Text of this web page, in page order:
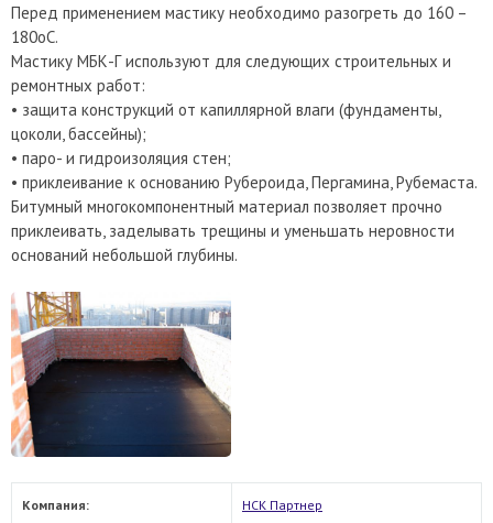
Перед применением мастику необходимо разогреть до 160 –
180оС.
Мастику МБК-Г используют для следующих строительных и
ремонтных работ:
• защита конструкций от капиллярной влаги (фундаменты,
цоколи, бассейны);
• паро- и гидроизоляция стен;
• приклеивание к основанию Рубероида, Пергамина, Рубемаста.
Битумный многокомпонентный материал позволяет прочно
приклеивать, заделывать трещины и уменьшать неровности
оснований небольшой глубины.
Компания: НСК Партнер